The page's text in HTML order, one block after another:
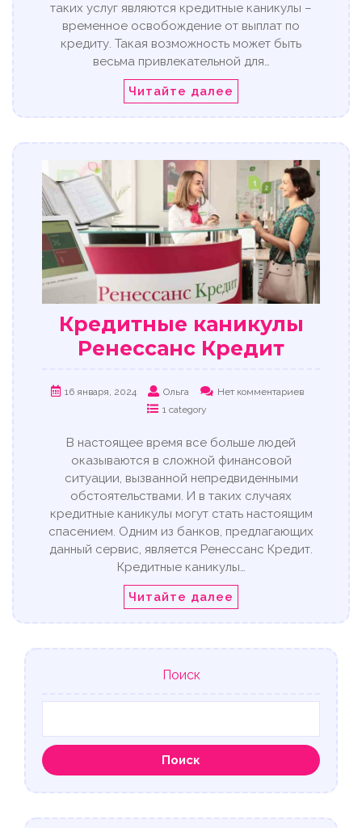
таких услуг являются кредитные каникулы –
временное освобождение от выплат по
кредиту. Такая возможность может быть
весьма привлекательной для…
Читайте далее
Кредитные каникулы
Ренессанс Кредит
16 января, 2024 Ольга
Нет комментариев
1 category
В настоящее время все больше людей
оказываются в сложной финансовой
ситуации, вызванной непредвиденными
обстоятельствами. И в таких случаях
кредитные каникулы могут стать настоящим
спасением. Одним из банков, предлагающих
данный сервис, является Ренессанс Кредит.
Кредитные каникулы…
Читайте далее
Поиск
Поиск